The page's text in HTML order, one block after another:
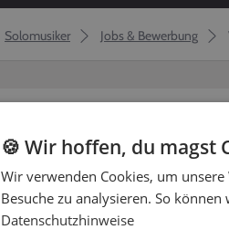
Solomusiker Jobs & Bewerbung
Für welche
Wir vermitteln Aufträge für alle
selber auswählst für welche
🍪 Wir hoffen, du magst
Wir verwenden Cookies, um
Besuche zu analysieren. So
Datenschutzhinweise